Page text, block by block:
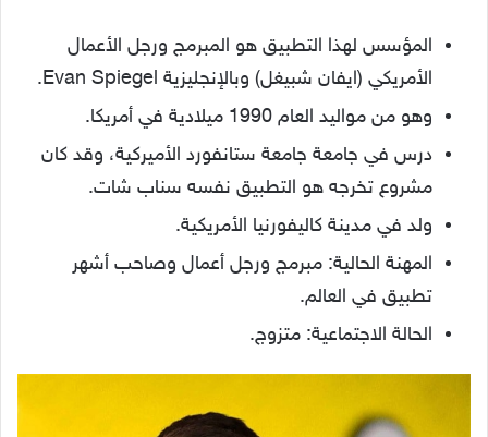
المؤسس لهذا التطبيق هو المبرمج ورجل الأعمال
الأمريكي (ايفان شبيغل) وبالإنجليزية Evan Spiegel.
وهو من مواليد العام 1990 ميلادية في أمريكا.
درس في جامعة جامعة ستانفورد الأميركية، وقد كان
مشروع تخرجه هو التطبيق نفسه سناب شات.
ولد في مدينة كاليفورنيا الأمريكية.
المهنة الحالية: مبرمج ورجل أعمال وصاحب أشهر
تطبيق في العالم.
الحالة الاجتماعية: متزوج.